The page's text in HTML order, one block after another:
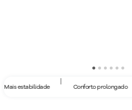
Mais estabilidade
Conforto prolongado